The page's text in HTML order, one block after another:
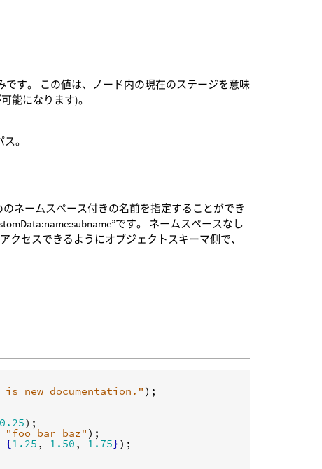
です。 この値は、ノード内の現在のステージを意味
能になります)。
。
ネームスペース付きの名前を指定することができ
です。 ネームスペースなし
クセスできるようにオブジェクトスキーマ側で、
is new documentation." );
0.25
"foo bar baz"
{1.25 , 1.50 , 1.75});